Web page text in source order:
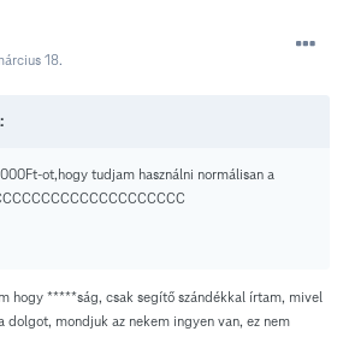
18.
ot,hogy tudjam használni normálisan a
hogy *****ság, csak segítő szándékkal írtam, mivel
mondjuk az nekem ingyen van, ez nem